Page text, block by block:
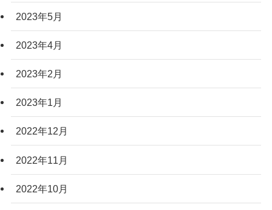
2023年5月
2023年4月
2023年2月
2023年1月
2022年12月
2022年11月
2022年10月